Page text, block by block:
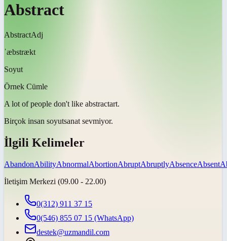
Abstract
AbstractAdj
ˈæbstrækt
Soyut
Örnek Cümle
A lot of people don't like abstractart.
Birçok insan soyutsanat sevmiyor.
İlgili Kelimeler
AbandonAbilityAbnormalAbortionAbruptAbruptlyAbsenceAbsent
İletişim Merkezi (09.00 - 22.00)
0(312) 911 37 15
0(546) 855 07 15 (WhatsApp)
destek@uzmandil.com